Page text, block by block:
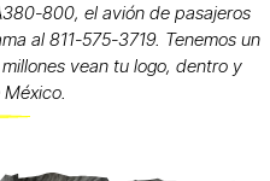
800, el avión de pasajeros
al 811-575-3719. Tenemos un
vean tu logo, dentro y